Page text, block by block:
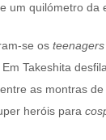
um quilómetro da
se os teenagers
Takeshita
as montras
heróis para